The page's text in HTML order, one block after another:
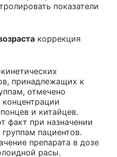
показатели
коррекция
принадлежащих к
отмечено
и китайцев.
факт при назначении
пациентов.
препарата в дозе
расы.